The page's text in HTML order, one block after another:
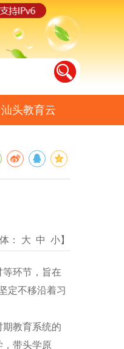
汕头教育云
： 大 中 小】
环节，旨在
定不移沿着习
教育系统的
带头学原